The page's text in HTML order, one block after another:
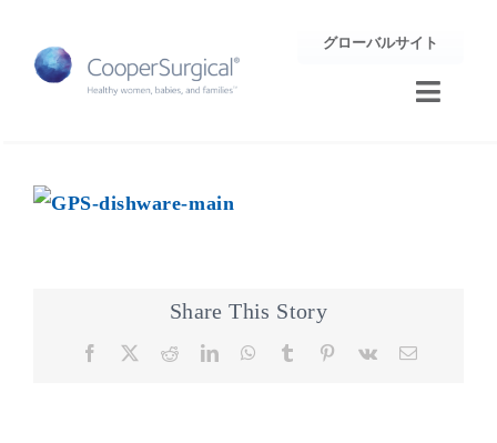
content
グローバルサイト
Toggle
企業情報
お問合せ
Share This Story
Facebook RedditLinkedInWhatsApp
Tumblr Pinterest
Vk Email